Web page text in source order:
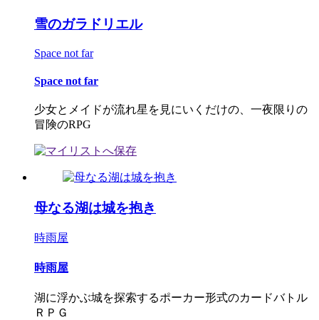
雪のガラドリエル
Space not far
Space not far
少女とメイドが流れ星を見にいくだけの、一夜限りの
冒険のRPG
母なる湖は城を抱き
時雨屋
時雨屋
湖に浮かぶ城を探索するポーカー形式のカードバトル
ＲＰＧ